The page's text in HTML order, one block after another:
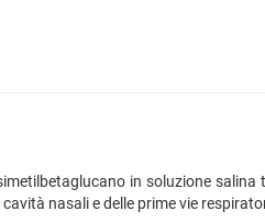
in soluzione
nasali e delle prime vie